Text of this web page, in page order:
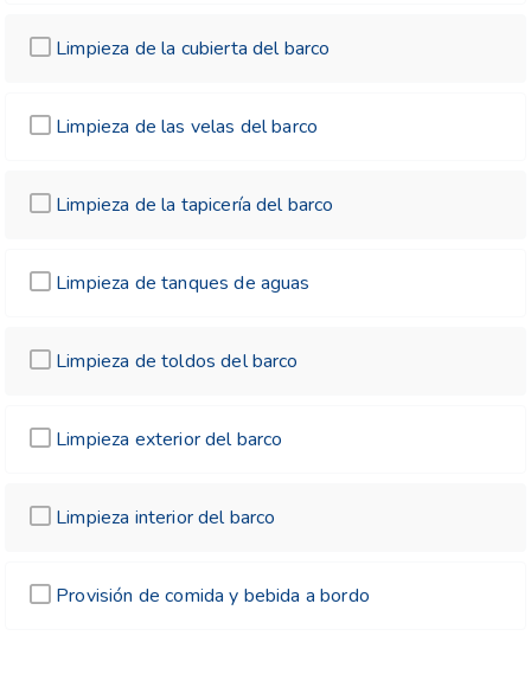
Limpieza de la cubierta del barco
Limpieza de las velas del barco
Limpieza de la tapicería del barco
Limpieza de tanques de aguas
Limpieza de toldos del barco
Limpieza exterior del barco
Limpieza interior del barco
Provisión de comida y bebida a bordo